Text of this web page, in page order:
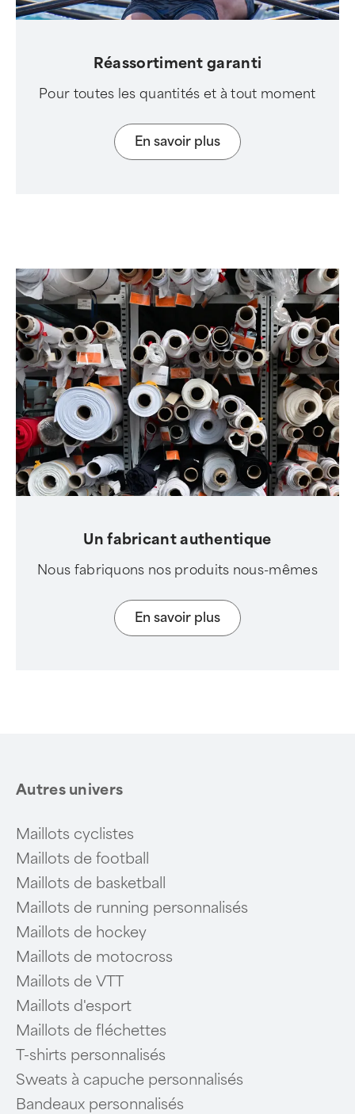
Réassortiment garanti
Pour toutes les quantités et à tout moment
En savoir plus
Un fabricant authentique
Nous fabriquons nos produits nous-mêmes
En savoir plus
Autres univers
Maillots cyclistes
Maillots de football
Maillots de basketball
Maillots de running personnalisés
Maillots de hockey
Maillots de motocross
Maillots de VTT
Maillots d'esport
Maillots de fléchettes
T-shirts personnalisés
Sweats à capuche personnalisés
Bandeaux personnalisés